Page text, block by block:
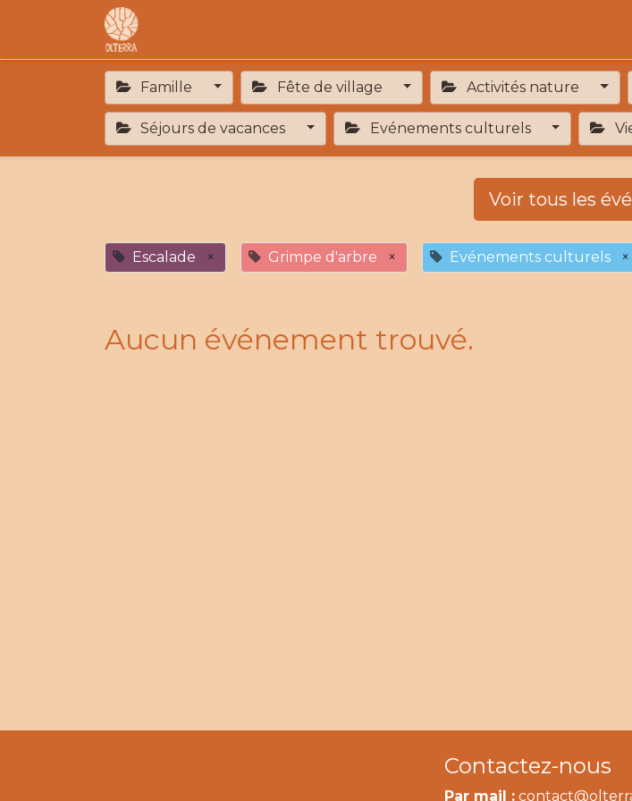
Famille Fête de village Activités nature
Séjours de vacances Evénements culturels
Voir tous les
Escalade × Grimpe d'arbre × Evénements culturels ×
Aucun événement trouvé.
Contactez-nous
Par mail :